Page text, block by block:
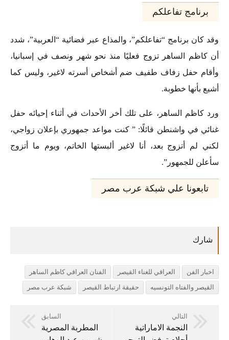
برنامج تفاعلكم
وقد كان برنامج “تفاعلكم”، والمذاع عبر فضائية “العربية”، شدد
أن كاظم الساهر تزوج فعليًا منذ نحو شهر ونصف في إسبانيا،
وأقام حفل زفاف طفيف ضم أشخاص أسرته لاغير، وليس كما
أشيع بأنها خطوبة.
ورد كاظم الساهر، على تلك أخر الأحداث في أثناء إحيائه حفل
غنائي في واشنطن قائلًا: ” كنت مواعد جمهوري بإعلان زواجي،
لكني لم أتزوج بعد، أنا لاغير ألبستها الخاتم، ويوم ما أتزوج
سأعلن للجمهور”.
تابعونا علي شبكة عرب مصر
اخبار الفن العراقي للغناء القيصر
الفنان العراقي كاظم الساهر
القيصر والفتاه التونسيه
حقيقة ارتباط القيصر شبكة عرب مصر
التالي
النجمة الاماراتية
السابق
المطربة المصرية